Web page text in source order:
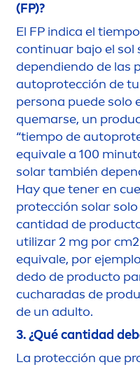
(FP)?
El FP indica el
continuar bajo el sol
dependiendo de las
autoprotección de
persona puede solo
quemarse, un
“tiempo de
equivale a 100
solar también
Hay que tener en
protección solar
cantidad de
utilizar 2 mg por
equivale, por
dedo de producto
cucharadas de
de un adulto.
3. ¿Qué cantidad
La protección que